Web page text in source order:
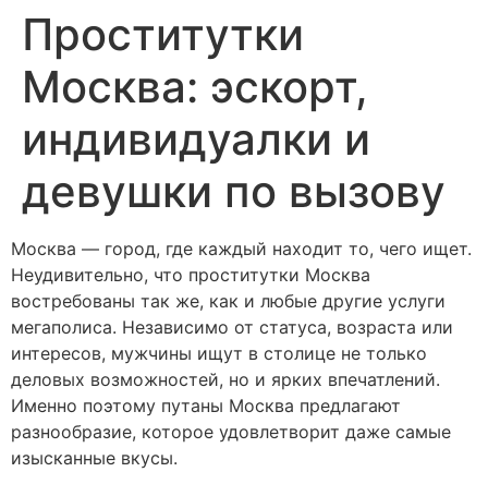
Проститутки
Москва: эскорт,
индивидуалки и
девушки по вызову
Москва — город, где каждый находит то, чего ищет.
Неудивительно, что проститутки Москва
востребованы так же, как и любые другие услуги
мегаполиса. Независимо от статуса, возраста или
интересов, мужчины ищут в столице не только
деловых возможностей, но и ярких впечатлений.
Именно поэтому путаны Москва предлагают
разнообразие, которое удовлетворит даже самые
изысканные вкусы.